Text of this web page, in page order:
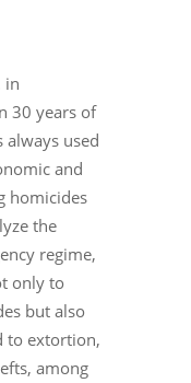
in
30 years of
always used
and
homicides
the
regime,
only to
but also
to extortion,
among